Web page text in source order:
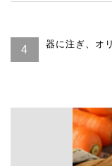
器に注ぎ、オ